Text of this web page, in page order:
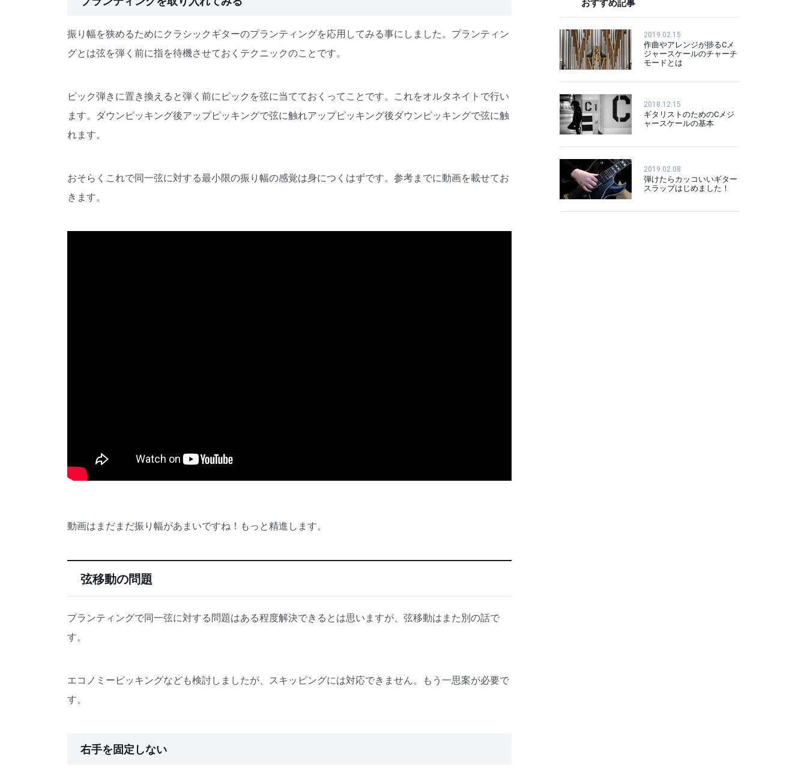
振り幅を狭めるためにクラシックギターのプランティングを応用してみる事にしました。プランティン
グとは弦を弾く前に指を待機させておくテクニックのことです。
ピック弾きに置き換えると弾く前にピックを弦に当てておくってことです。これをオルタネイトで行い
ます。ダウンピッキング後アップピッキングで弦に触れアップピッキング後ダウンピッキングで弦に触
れます。
おそらくこれで同一弦に対する最小限の振り幅の感覚は身につくはずです。参考までに動画を載せてお
きます。
動画はまだまだ振り幅があまいですね！もっと精進します。
弦移動の問題
プランティングで同一弦に対する問題はある程度解決できるとは思いますが、弦移動はまた別の話で
す。
エコノミーピッキングなども検討しましたが、スキッピングには対応できません。もう一思案が必要で
す。
右手を固定しない
おすすめ記事
2019.02.15
作曲やアレンジが捗るCメ
ジャースケールのチャーチ
モードとは
2018.12.15
ギタリストのためのCメジ
ャースケールの基本
2019.02.08
弾けたらカッコいいギター
スラップはじめました！